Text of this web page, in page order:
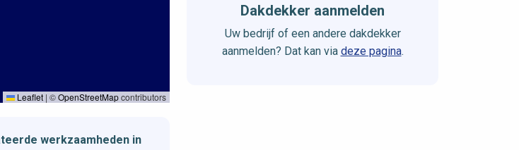
Leaflet | ©OpenStreetMapcontributors
werkzaamheden in
Dakdekker aanmelden
Uw bedrijf of een andere dakdekker
aanmelden? Dat kan via deze pagina.